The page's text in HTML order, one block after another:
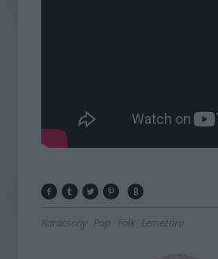
Karácsony Pop Folk Lemezáru